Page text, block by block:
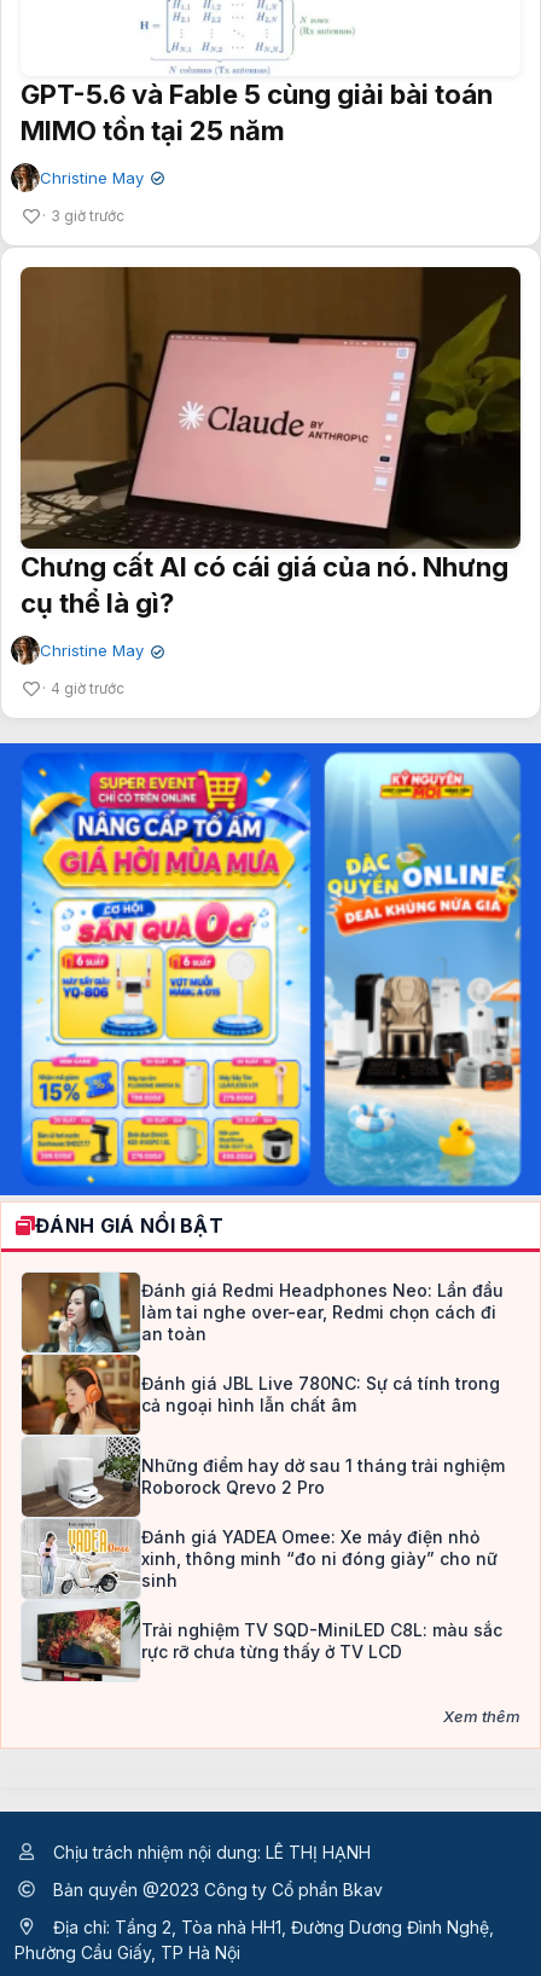
GPT-5.6 và Fable 5 cùng giải bài toán
MIMO tồn tại 25 năm
Christine May ✔
3 giờ trước
Chưng cất AI có cái giá của nó. Nhưng
cụ thể là gì?
Christine May ✔
4 giờ trước
ĐÁNH GIÁ NỔI BẬT
Đánh giá Redmi Headphones Neo: Lần đầu
làm tai nghe over-ear, Redmi chọn cách đi
an toàn
Đánh giá JBL Live 780NC: Sự cá tính trong
cả ngoại hình lẫn chất âm
Những điểm hay dở sau 1 tháng trải nghiệm
Roborock Qrevo 2 Pro
Đánh giá YADEA Omee: Xe máy điện nhỏ
xinh, thông minh “đo ni đóng giày” cho nữ
sinh
Trải nghiệm TV SQD-MiniLED C8L: màu sắc
rực rỡ chưa từng thấy ở TV LCD
Xem thêm
Chịu trách nhiệm nội dung: LÊ THỊ HẠNH
Bản quyền @2023 Công ty Cổ phần Bkav
Địa chỉ: Tầng 2, Tòa nhà HH1, Đường Dương Đình Nghệ,
Phường Cầu Giấy, TP Hà Nội